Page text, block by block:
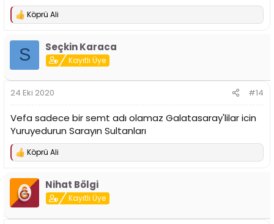
T
:
Köprü Ali
S Seçkin Karaca
Kayıtlı Üye
24 Eki 2020 #14
Vefa sadece bir semt adı olamaz Galatasaray'lilar icin
Yuruyedurun Sarayın Sultanları
T
p
l
Köprü Ali
Nihat Bölgi
Kayıtlı Üye